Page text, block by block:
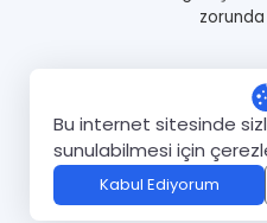
Proje Hakkında
Gizlilik Politikası
Bu internet sitesinde
sunulabilmesi için
Kabul Ediyorum